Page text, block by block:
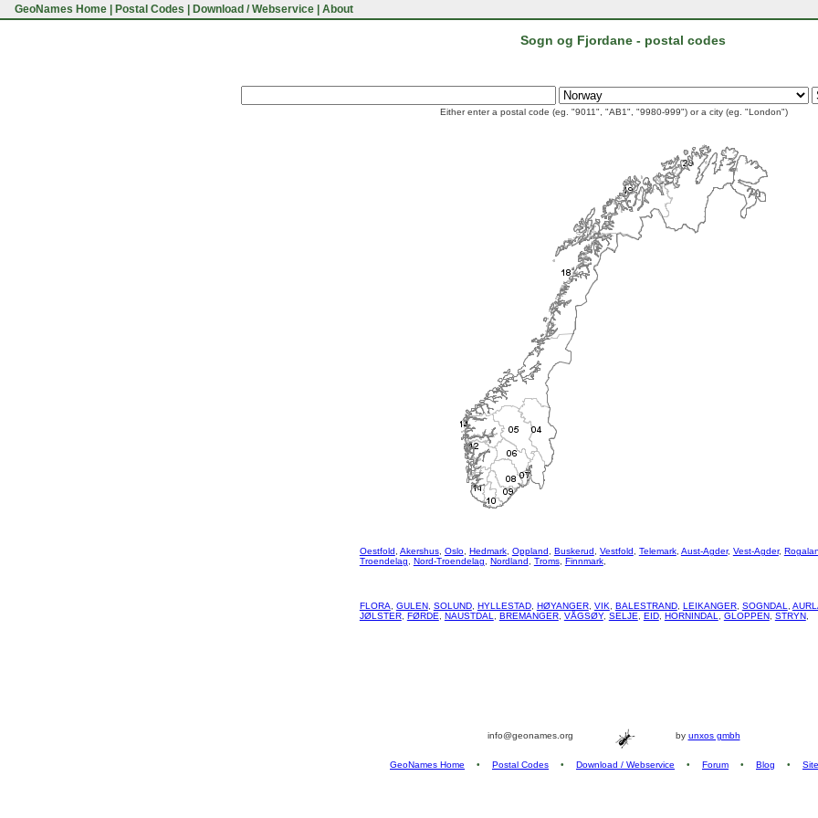
GeoNames Home Postal Codes Download / Webservice About
Sogn og Fjordane - postal codes
Either enter a postal code (eg. "9011", "AB1", "9980-999") or a city (eg. "London")
Oestfold Akershus, Oslo, Hedmark, Oppland Buskerud Vestfold Telemark, Aust-Agder, Vest-Agder,
Troendelag
Nord-Troendelag Nordland Troms, Finnmark,
FLORA GULEN, SOLUND, HYLLESTAD, HØYANGER, VIK BALESTRAND, LEIKANGER, SOGNDAL
JØLSTER, FØRDE NAUSTDAL BREMANGER, VÅGSØY, SELJE EID, HORNINDAL GLOPPEN, STRYN,
info@geonames.org by unxos gmbh
GeoNames Home • Postal Codes • Download / Webservice • Forum • Blog •